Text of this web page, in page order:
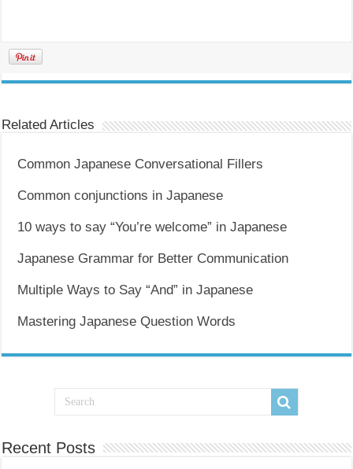
Related Articles
Common Japanese Conversational Fillers
Common conjunctions in Japanese
10 ways to say “You’re welcome” in Japanese
Japanese Grammar for Better Communication
Multiple Ways to Say “And” in Japanese
Mastering Japanese Question Words
Recent Posts